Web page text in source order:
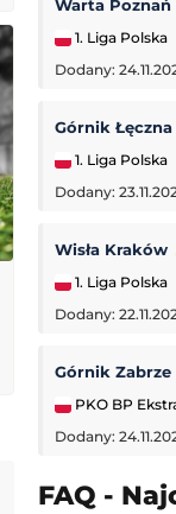
Turniej ATP w
Warta Poznań
1. Liga Polska
Dodany:
Górnik Łęczna
1. Liga Polska
Dodany:
Wisła Kraków
1. Liga Polska
Dodany:
Górnik Zabrze
PKO BP
Dodany:
FAQ -